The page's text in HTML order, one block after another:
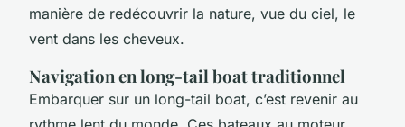
manière de redécouvrir la nature, vue du ciel, le
vent dans les cheveux.
Navigation en long-tail boat traditionnel
Embarquer sur un long-tail boat, c’est revenir au